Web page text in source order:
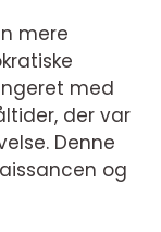
mere
med
der var
Denne
og